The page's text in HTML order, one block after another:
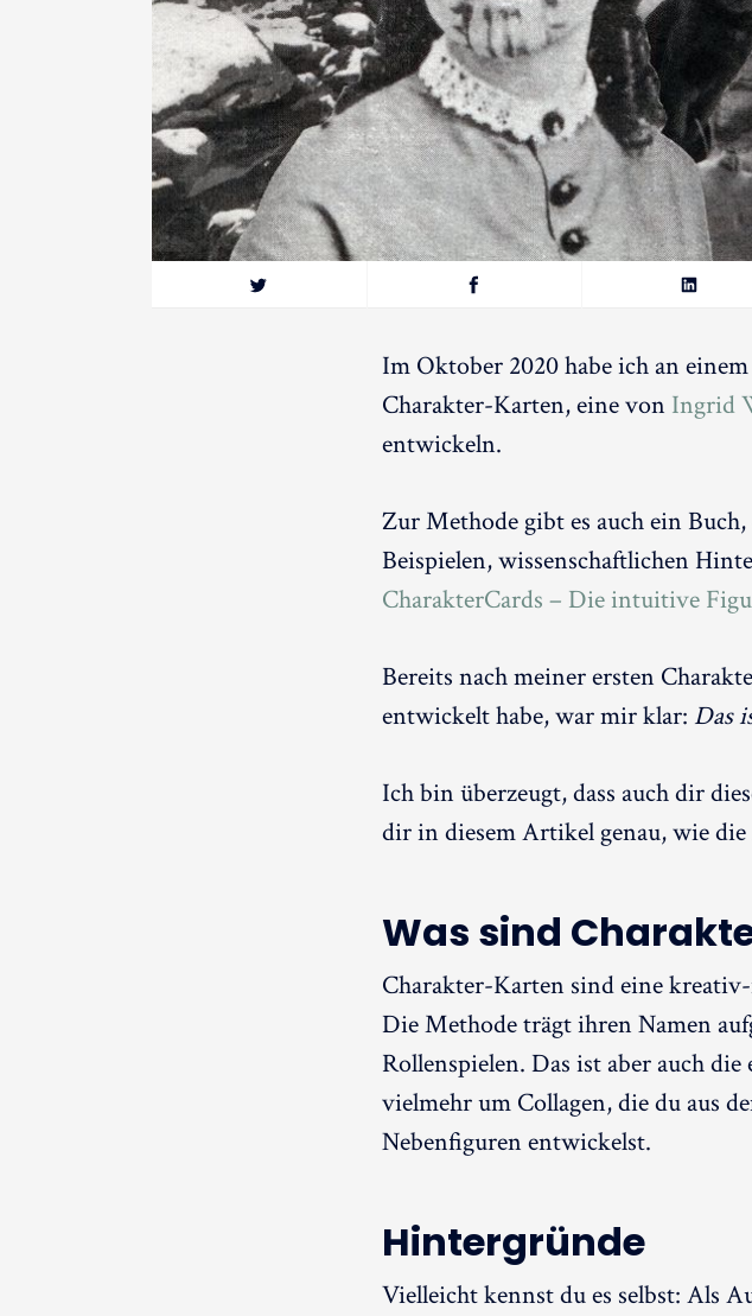
Im Oktober 2020 habe ich an
Charakter-Karten, eine von Ingrid
entwickeln.
Zur Methode gibt es auch ein
Beispielen, wissenschaftlichen
CharakterCards – Die intuitive
Bereits nach meiner ersten
entwickelt habe, war mir klar: Das
Ich bin überzeugt, dass auch dir
dir in diesem Artikel genau, wie
Was sind
Charakter-Karten sind eine
Die Methode trägt ihren Namen
Rollenspielen. Das ist aber auch
vielmehr um Collagen, die du aus
Nebenfiguren entwickelst.
Hintergründe
Vielleicht kennst du es selbst: Als